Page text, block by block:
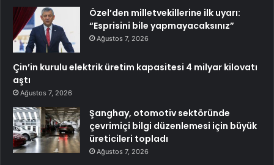
Özel’den milletvekillerine ilk uyarı:
“Esprisini bile yapmayacaksınız”
Ağustos 7, 2026
Çin’in kurulu elektrik üretim kapasitesi 4 milyar kilovatı
aştı
Ağustos 7, 2026
Şanghay, otomotiv sektöründe
çevrimiçi bilgi düzenlemesi için büyük
üreticileri topladı
Ağustos 7, 2026